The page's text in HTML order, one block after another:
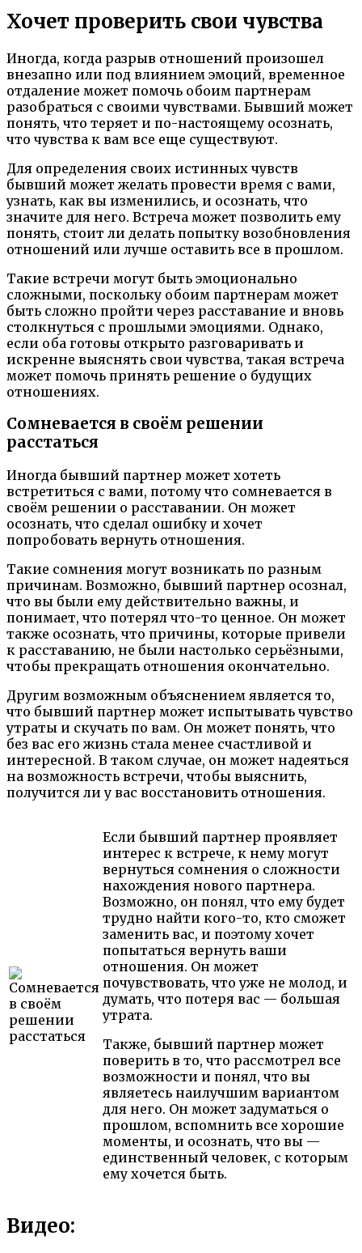
Хочет проверить свои чувства
Иногда, когда разрыв отношений произошел
внезапно или под влиянием эмоций, временное
отдаление может помочь обоим партнерам
разобраться с своими чувствами. Бывший может
понять, что теряет и по-настоящему осознать,
что чувства к вам все еще существуют.
Для определения своих истинных чувств
бывший может желать провести время с вами,
узнать, как вы изменились, и осознать, что
значите для него. Встреча может позволить ему
понять, стоит ли делать попытку возобновления
отношений или лучше оставить все в прошлом.
Такие встречи могут быть эмоционально
сложными, поскольку обоим партнерам может
быть сложно пройти через расставание и вновь
столкнуться с прошлыми эмоциями. Однако,
если оба готовы открыто разговаривать и
искренне выяснять свои чувства, такая встреча
может помочь принять решение о будущих
отношениях.
Сомневается в своём решении
расстаться
Иногда бывший партнер может хотеть
встретиться с вами, потому что сомневается в
своём решении о расставании. Он может
осознать, что сделал ошибку и хочет
попробовать вернуть отношения.
Такие сомнения могут возникать по разным
причинам. Возможно, бывший партнер осознал,
что вы были ему действительно важны, и
понимает, что потерял что-то ценное. Он может
также осознать, что причины, которые привели
к расставанию, не были настолько серьёзными,
чтобы прекращать отношения окончательно.
Другим возможным объяснением является то,
что бывший партнер может испытывать чувство
утраты и скучать по вам. Он может понять, что
без вас его жизнь стала менее счастливой и
интересной. В таком случае, он может надеяться
на возможность встречи, чтобы выяснить,
получится ли у вас восстановить отношения.
Если бывший партнер проявляет
интерес к встрече, к нему могут
вернуться сомнения о сложности
нахождения нового партнера.
Возможно, он понял, что ему будет
трудно найти кого-то, кто сможет
заменить вас, и поэтому хочет
попытаться вернуть ваши
отношения. Он может
почувствовать, что уже не молод, и
думать, что потеря вас — большая
утрата.
Также, бывший партнер может
поверить в то, что рассмотрел все
возможности и понял, что вы
являетесь наилучшим вариантом
для него. Он может задуматься о
прошлом, вспомнить все хорошие
моменты, и осознать, что вы —
единственный человек, с которым
ему хочется быть.
Видео: